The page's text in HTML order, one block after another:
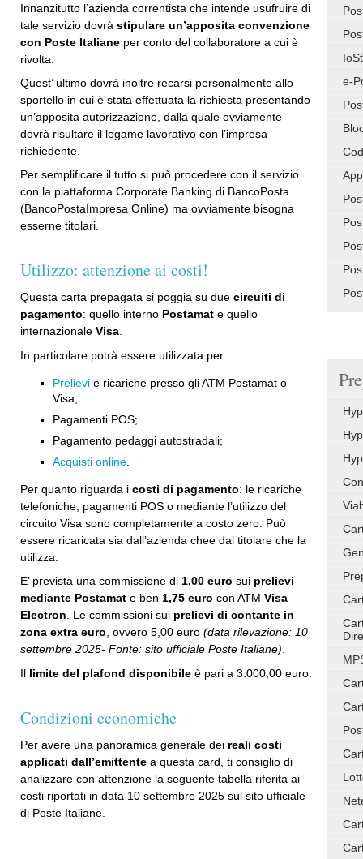
e-
Innanzitutto l’azienda correntista che intende usufruire di
tale servizio dovrà stipulare un’apposita convenzione
con Poste Italiane per conto del collaboratore a cui è
rivolta.
Quest’ ultimo dovrà inoltre recarsi personalmente allo
sportello in cui è stata effettuata la richiesta presentando
un’apposita autorizzazione, dalla quale ovviamente
dovrà risultare il legame lavorativo con l’impresa
richiedente.
Per semplificare il tutto si può procedere con il servizio
con la piattaforma Corporate Banking di BancoPosta
(BancoPostaImpresa Online) ma ovviamente bisogna
esserne titolari.
Utilizzo: attenzione ai costi!
Questa carta prepagata si poggia su due circuiti di
pagamento: quello interno Postamat e quello
internazionale Visa.
In particolare potrà essere utilizzata per:
Prelievi e ricariche presso gli ATM Postamat o
Visa;
Pagamenti POS;
Pagamento pedaggi autostradali;
Acquisti online
Per quanto riguarda i costi di pagamento: le ricariche
telefoniche, pagamenti POS o mediante l’utilizzo del
circuito Visa sono completamente a costo zero. Può
essere ricaricata sia dall’azienda chee dal titolare che la
utilizza.
E’ prevista una commissione di 1,00 euro sui prelievi
mediante Postamat e ben 1,75 euro con ATM Visa
Electron . Le commissioni sui prelievi di contante in
zona extra euro , ovvero 5,00 euro (data rilevazione: 10
settembre 2025- Fonte: sito ufficiale Poste Italiane)
Il limite del plafond disponibile è pari a 3.000,00 euro.
Condizioni economiche
Per avere una panoramica generale dei reali costi
applicati dall’emittente a questa card, ti consiglio di
analizzare con attenzione la seguente tabella riferita ai
costi riportati in data 10 settembre 2025 sul sito ufficiale
di Poste Italiane.